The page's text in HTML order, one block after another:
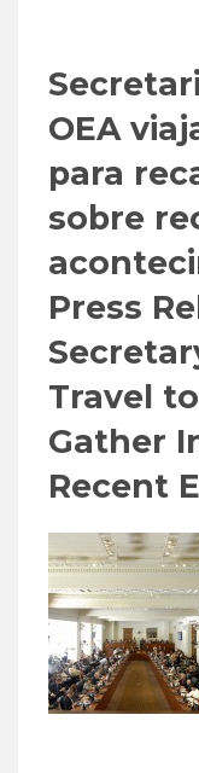
OEA
para
sobre
Press
Travel
Gather
Recent